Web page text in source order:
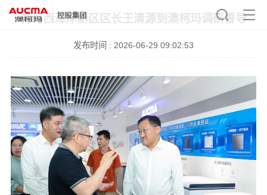
青岛西海岸新区区长王清源到澳柯玛调研督导
发布时间 : 2026-06-29 09:02:53